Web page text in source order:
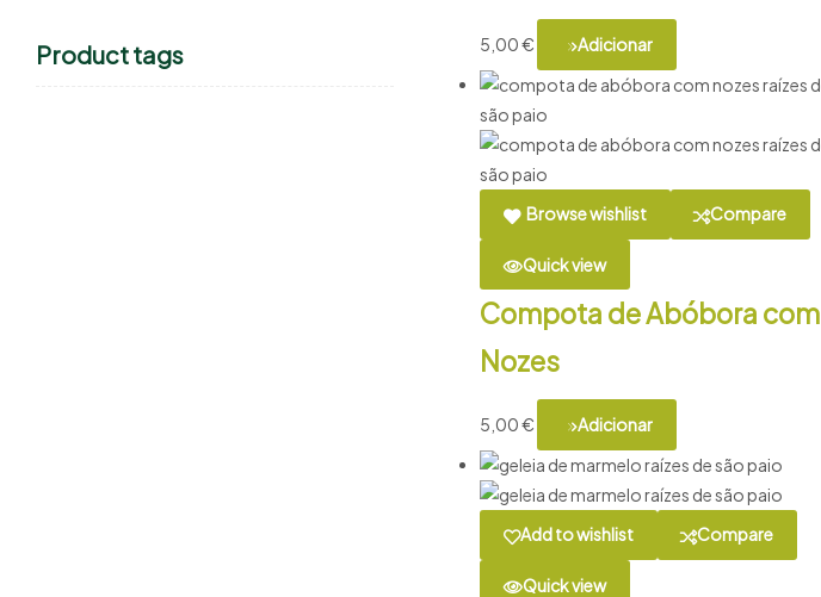
5,00€ Adicionar
Browse wishlist Compare
Quick view
Compota de Abóbora com
Nozes
5,00€ Adicionar
Add to wishlist Compare
Quick view
Product tags